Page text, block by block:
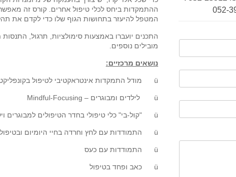
ההתמקדות ביחס לכלי טיפול אחרים. קורס זה
המטפל להיעזר בתחושות הגוף שלו כדי לקדם את
התכנים יועברו באמצעות סימולציות, תרגול, התנסות
מובילים נוספים.
נושאים מרכזיים:
ü מודל התמקדות אינטראקטיבי לטיפול בקונפליקטים מכוון לעבודה זוגית
ü לילדים ומבוגרים – Mindful-Focusing
ü "קול-בי" כלי טיפולי בחדר הטיפולים למבוגרים וילדים
ü התמודדות עם לחץ וחרדה בחיי היומיום ובטיפול
ü התמודדות עם כעס
ü כאב ופחד בטיפול